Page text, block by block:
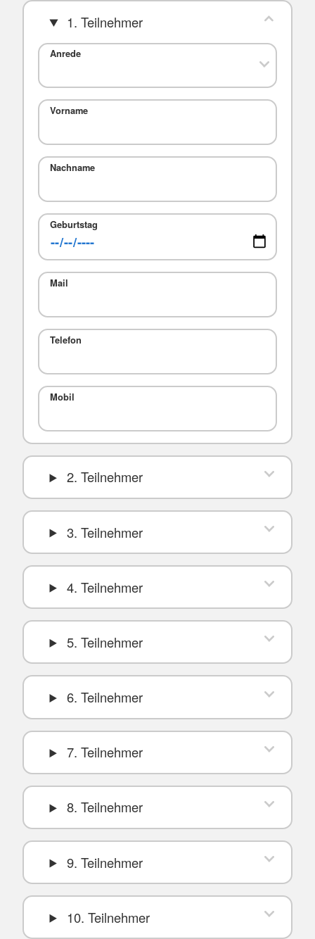
1. Teilnehmer
Anrede
Vorname
Nachname
Geburtstag
Mail
Telefon
Mobil
2. Teilnehmer
3. Teilnehmer
4. Teilnehmer
5. Teilnehmer
6. Teilnehmer
7. Teilnehmer
8. Teilnehmer
9. Teilnehmer
10. Teilnehmer